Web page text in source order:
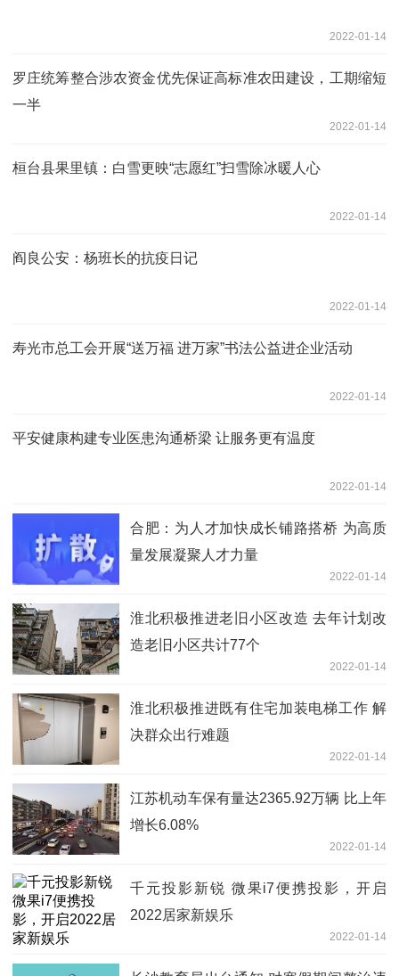
2022-01-14
罗庄统筹整合涉农资金优先保证高标准农田建设，工期缩短
一半
2022-01-14
桓台县果里镇：白雪更映“志愿红”扫雪除冰暖人心
2022-01-14
阎良公安：杨班长的抗疫日记
2022-01-14
寿光市总工会开展“送万福 进万家”书法公益进企业活动
2022-01-14
平安健康构建专业医患沟通桥梁 让服务更有温度
2022-01-14
合肥：为人才加快成长铺路搭桥 为高质
量发展凝聚人才力量
2022-01-14
淮北积极推进老旧小区改造 去年计划改
造老旧小区共计77个
2022-01-14
淮北积极推进既有住宅加装电梯工作 解
决群众出行难题
2022-01-14
江苏机动车保有量达2365.92万辆 比上年
增长6.08%
2022-01-14
千元投影新锐 微果i7便携投影，开启
2022居家新娱乐
2022-01-14